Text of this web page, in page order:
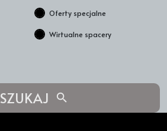
Oferty specjalne
Wirtualne spacery
SZUKAJ